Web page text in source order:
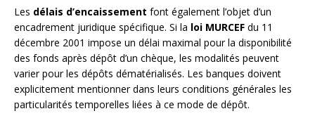
Les délais d’encaissement font également l’objet d’un
encadrement juridique spécifique. Si la loi MURCEF du 11
décembre 2001 impose un délai maximal pour la disponibilité
des fonds après dépôt d’un chèque, les modalités peuvent
varier pour les dépôts dématérialisés. Les banques doivent
explicitement mentionner dans leurs conditions générales les
particularités temporelles liées à ce mode de dépôt.